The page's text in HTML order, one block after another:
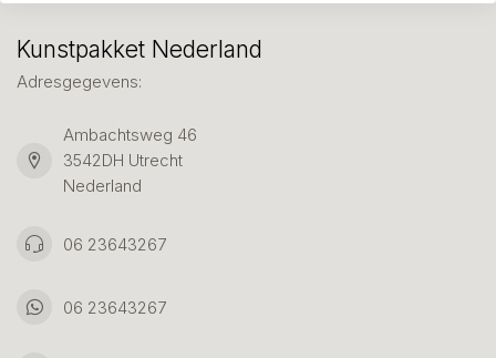
Kunstpakket Nederland
Adresgegevens:
Ambachtsweg 46
3542DH Utrecht
Nederland
06 23643267
06 23643267